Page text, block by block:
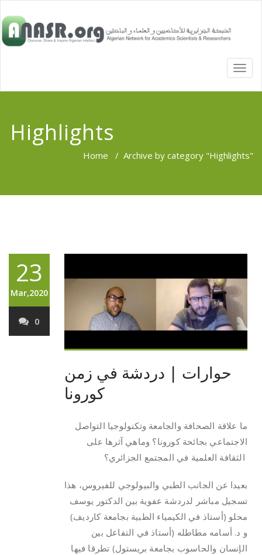
Highlights
Home / Archive by category "Highlights"
23
Mar,2020
0
حوارات | دردشة في زمن
كورونا
ما علاقة الصحافة والجامعة وتكنولوجيا التواصل
الاجتماعي بجائحة كورونا؟ وماهي آثرها على
بعيدا عن الجانب الطبي والبيولوجي للفيروس، هذا
تسجيل مباشر لدردشة عفوية بين الدكتور يوسف
محلو (أستاذ في الكيمياء الطبية بجامعة كارديف)
و د. أسامه مطاطله (أستاذ في التفاعل بين
الإنسان والحاسوب بجامعة بريستول) تطرقا فيها